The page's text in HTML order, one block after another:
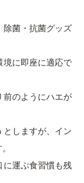
除菌・抗菌グッズ
境に即座に適応で
前のようにハエが
としますが、イン
に運ぶ食習慣も残